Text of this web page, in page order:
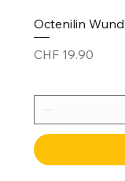
Octenilin
Price
CHF 19.90